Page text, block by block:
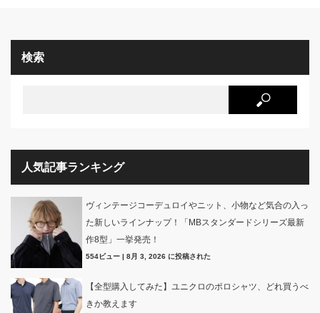
検索
人気記事ランキング
ヴィンテージコーデュロイやニット、小物など気合の入っ
た新しいラインナップ！「MBスタンダードシリーズ最新
作8型」一挙発売！
554ビュー | 8月 3, 2026 に投稿された
【全型購入してみた】ユニクロのポロシャツ、どれ買うべ
きか教えます